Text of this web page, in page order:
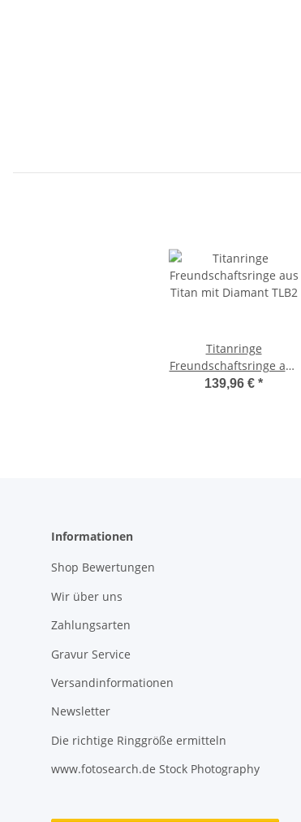
Titanringe
Freundschaftsringe aus
Titan mit Diamant TLB2
139,96 € *
Informationen
Shop Bewertungen
Wir über uns
Zahlungsarten
Gravur Service
Versandinformationen
Newsletter
Die richtige Ringgröße ermitteln
www.fotosearch.de Stock Photography